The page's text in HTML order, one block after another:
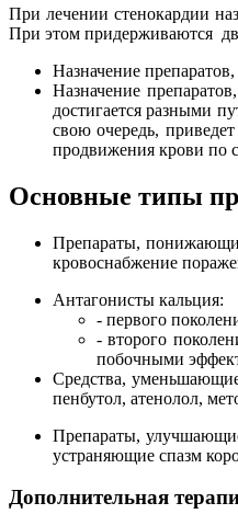
При лечении стенокардии
При этом придерживаются
Назначение
Назначение
достигается разными
свою очередь,
продвижения крови по
Основные типы
Препараты,
кровоснабжение
Антагонисты кальция:
- первого
- второго
побочными
Средства,
пенбутол, атенолол,
Препараты,
устраняющие спазм
Дополнительная